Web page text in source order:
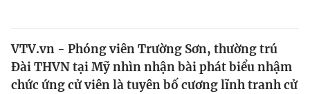
Thế giới
VTV.vn - Phóng viên Trường Sơn, thường trú
Đài THVN tại Mỹ nhìn nhận bài phát biểu nhậm
chức ứng cử viên là tuyên bố cương lĩnh tranh cử